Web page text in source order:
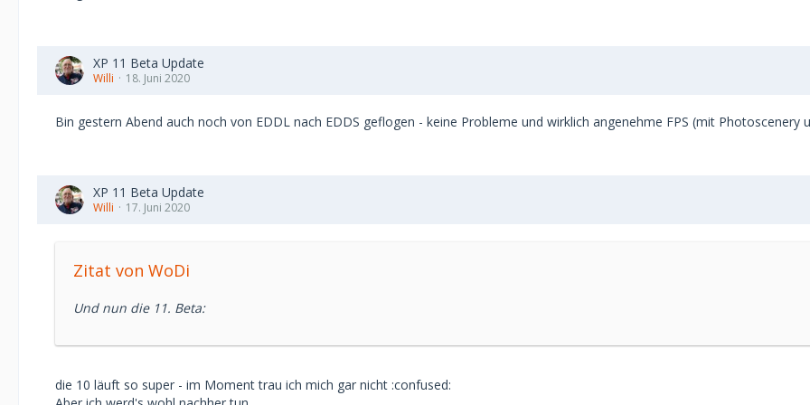
XP 11 Beta Update
Willi 18. Juni 2020
Bin gestern Abend auch noch von EDDL nach EDDS geflogen - keine Probleme und wirklich angenehme FPS (mit Photoscenery
XP 11 Beta Update
Willi 17. Juni 2020
Zitat von WoDi
Und nun die 11. Beta:
die 10 läuft so super - im Moment trau ich mich gar nicht :confused: